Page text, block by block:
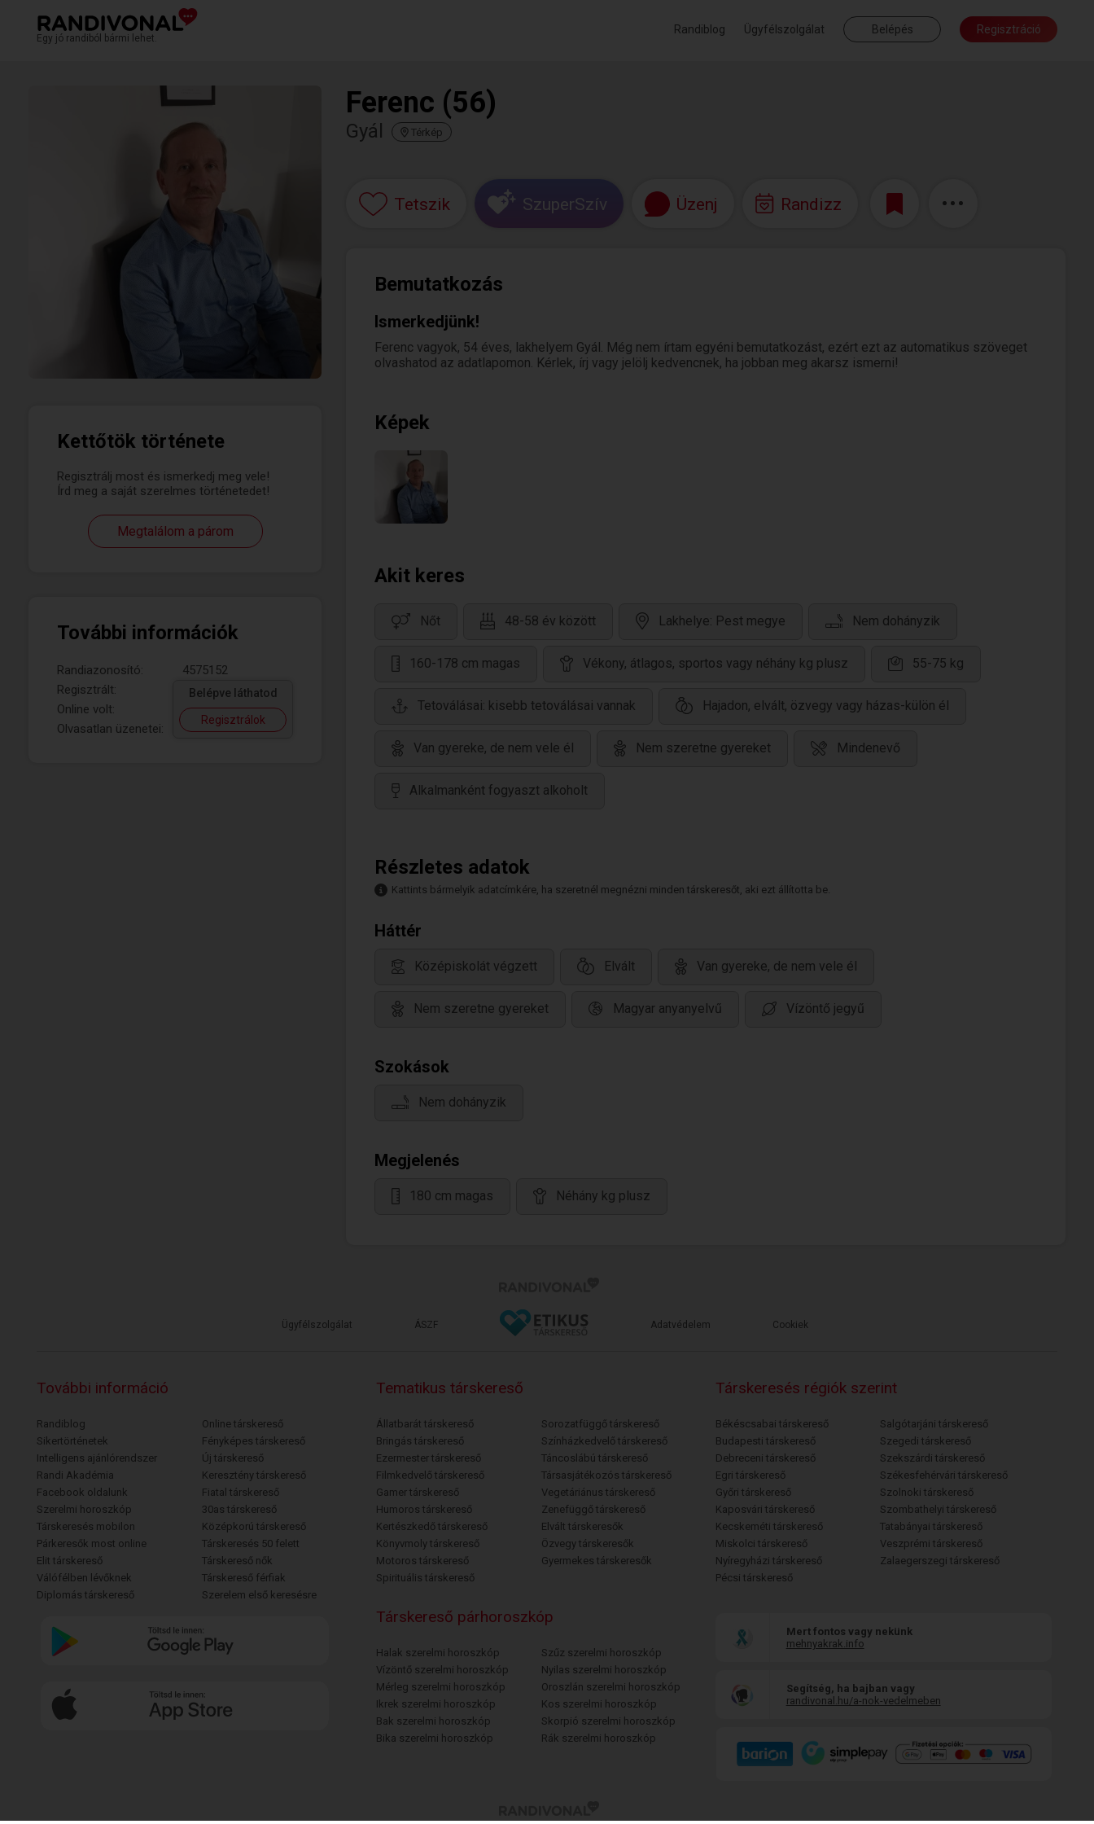
Egy jó randiból bármi lehet.
Randiblog Ügyfélszolgálat Belépés Regisztráció
Kettőtök története
Regisztrálj most és ismerkedj meg vele!
Írd meg a saját szerelmes történetedet!
Megtalálom a párom
További információk
Randiazonosító:
4575152
Regisztrált:
Online volt:
Olvasatlan üzenetei:
Belépve láthatod
Regisztrálok
Ferenc (56)
Gyál Térkép
Tetszik SzuperSzív Üzenj Randizz
Bemutatkozás
Ismerkedjünk!
Ferenc vagyok, 54 éves, lakhelyem Gyál. Még nem írtam egyéni bemutatkozást, ezért ezt az automatikus szöveget
olvashatod az adatlapomon. Kérlek, írj vagy jelölj kedvencnek, ha jobban meg akarsz ismerni!
Képek
Akit keres
Nőt 48-58 év között Lakhelye: Pest megye Nem dohányzik
160-178 cm magas Vékony, átlagos, sportos vagy néhány kg plusz 55-75 kg
Tetoválásai: kisebb tetoválásai vannak Hajadon, elvált, özvegy vagy házas-külön él
Van gyereke, de nem vele él Nem szeretne gyereket Mindenevő
Alkalmanként fogyaszt alkoholt
Részletes adatok
Kattints bármelyik adatcímkére, ha szeretnél megnézni minden társkeresőt, aki ezt állította be.
Háttér
Középiskolát végzett Elvált Van gyereke, de nem vele él
Nem szeretne gyereket Magyar anyanyelvű Vízöntő jegyű
Szokások
Nem dohányzik
Megjelenés
180 cm magas Néhány kg plusz
Ügyfélszolgálat ÁSZF Adatvédelem Cookiek
További információ
Randiblog
Sikertörténetek
Intelligens ajánlórendszer
Randi Akadémia
Facebook oldalunk
Szerelmi horoszkóp
Társkeresés mobilon
Párkeresők most online
Elit társkereső
Válófélben lévőknek
Diplomás társkereső
Online társkereső
Fényképes társkereső
Új társkereső
Keresztény társkereső
Fiatal társkereső
30as társkereső
Középkorú társkereső
Társkeresés 50 felett
Társkereső nők
Társkereső férfiak
Szerelem első keresésre
Tematikus társkereső
Állatbarát társkereső
Bringás társkereső
Ezermester társkereső
Filmkedvelő társkereső
Gamer társkereső
Humoros társkereső
Kertészkedő társkereső
Könyvmoly társkereső
Motoros társkereső
Spirituális társkereső
Sorozatfüggő társkereső
Színházkedvelő társkereső
Táncoslábú társkereső
Társasjátékozós társkereső
Vegetáriánus társkereső
Zenefüggő társkereső
Elvált társkeresők
Özvegy társkeresők
Gyermekes társkeresők
Társkeresés régiók szerint
Békéscsabai társkereső
Budapesti társkereső
Debreceni társkereső
Egri társkereső
Győri társkereső
Kaposvári társkereső
Kecskeméti társkereső
Miskolci társkereső
Nyíregyházi társkereső
Pécsi társkereső
Salgótarjáni társkereső
Szegedi társkereső
Szekszárdi társkereső
Székesfehérvári társkereső
Szolnoki társkereső
Szombathelyi társkereső
Tatabányai társkereső
Veszprémi társkereső
Zalaegerszegi társkereső
Társkereső párhoroszkóp
Halak szerelmi horoszkóp
Vízöntő szerelmi horoszkóp
Mérleg szerelmi horoszkóp
Ikrek szerelmi horoszkóp
Bak szerelmi horoszkóp
Bika szerelmi horoszkóp
Szűz szerelmi horoszkóp
Nyilas szerelmi horoszkóp
Oroszlán szerelmi horoszkóp
Kos szerelmi horoszkóp
Skorpió szerelmi horoszkóp
Rák szerelmi horoszkóp
Mert fontos vagy nekünk
mehnyakrak.info
Segítség, ha bajban vagy
randivonal.hu/a-nok-vedelmeben